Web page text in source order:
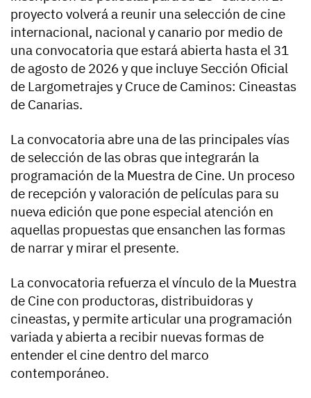
proyecto volverá a reunir una selección de cine
internacional, nacional y canario por medio de
una convocatoria que estará abierta hasta el 31
de agosto de 2026 y que incluye Sección Oficial
de Largometrajes y Cruce de Caminos: Cineastas
de Canarias.
La convocatoria abre una de las principales vías
de selección de las obras que integrarán la
programación de la Muestra de Cine. Un proceso
de recepción y valoración de películas para su
nueva edición que pone especial atención en
aquellas propuestas que ensanchen las formas
de narrar y mirar el presente.
La convocatoria refuerza el vínculo de la Muestra
de Cine con productoras, distribuidoras y
cineastas, y permite articular una programación
variada y abierta a recibir nuevas formas de
entender el cine dentro del marco
contemporáneo.